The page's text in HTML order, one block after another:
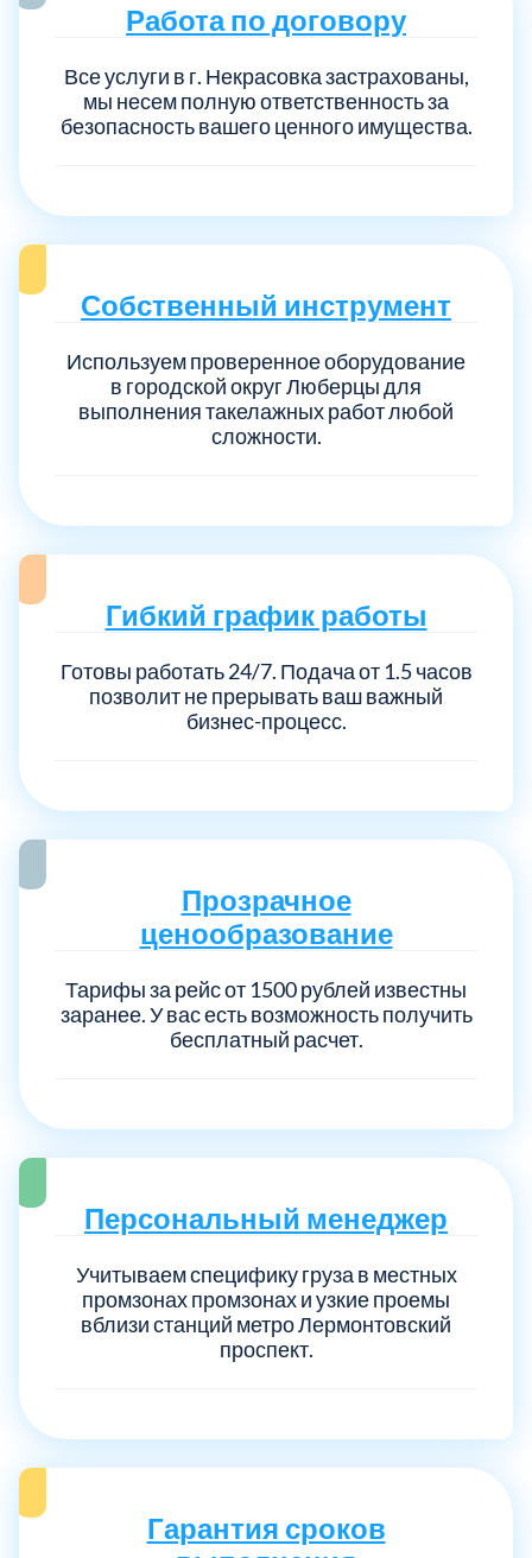
Работа по договору
Все услуги в г. Некрасовка застрахованы,
мы несем полную ответственность за
безопасность вашего ценного имущества.
Собственный инструмент
Используем проверенное оборудование
в городской округ Люберцы для
выполнения такелажных работ любой
сложности.
Гибкий график работы
Готовы работать 24/7. Подача от 1.5 часов
позволит не прерывать ваш важный
бизнес-процесс.
Прозрачное
ценообразование
Тарифы за рейс от 1500 рублей известны
заранее. У вас есть возможность получить
бесплатный расчет.
Персональный менеджер
Учитываем специфику груза в местных
промзонах промзонах и узкие проемы
вблизи станций метро Лермонтовский
проспект.
Гарантия сроков